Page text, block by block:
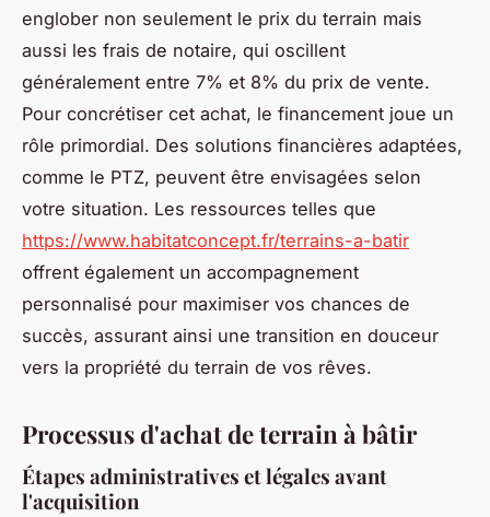
englober non seulement le prix du terrain mais
aussi les frais de notaire, qui oscillent
généralement entre 7% et 8% du prix de vente.
Pour concrétiser cet achat, le financement joue un
rôle primordial. Des solutions financières adaptées,
comme le PTZ, peuvent être envisagées selon
votre situation. Les ressources telles que
https://www.habitatconcept.fr/terrains-a-batir
offrent également un accompagnement
personnalisé pour maximiser vos chances de
succès, assurant ainsi une transition en douceur
vers la propriété du terrain de vos rêves.
Processus d'achat de terrain à bâtir
Étapes administratives et légales avant
l'acquisition